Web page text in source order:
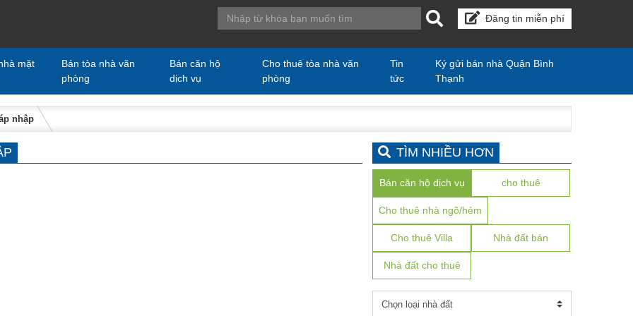
Đăng tin miễn phí
mặt
Bán tòa nhà văn
phòng
Bán căn hộ
dịch vụ
Cho thuê tòa nhà văn
phòng
Tin
tức
Ký gửi bán nhà Quận Bình
Thạnh
nhập
TÌM NHIỀU HƠN
Bán căn hộ dịch vụ cho thuê
Cho thuê nhà ngõ/hẻm
Cho thuê Villa Nhà đất bán
Nhà đất cho thuê